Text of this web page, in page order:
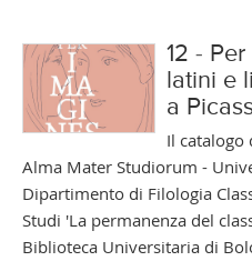
12 -
latini e
a
Il catalogo
Alma Mater Studiorum -
Dipartimento di Filologia
Studi 'La permanenza del
Biblioteca Universitaria di